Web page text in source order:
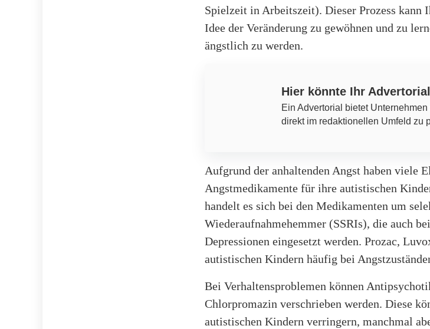
Spielzeit in Arbeitszeit). Dieser Prozess kann
Idee der Veränderung zu gewöhnen und zu
ängstlich zu werden.
Hier könnte Ihr
Ein Advertorial bietet
direkt im redaktionellen Umfeld zu
Aufgrund der anhaltenden Angst haben viele
Angstmedikamente für ihre autistischen
handelt es sich bei den Medikamenten um
Wiederaufnahmehemmer (SSRIs), die auch
Depressionen eingesetzt werden. Prozac,
autistischen Kindern häufig bei
Bei Verhaltensproblemen können
Chlorpromazin verschrieben werden. Diese
autistischen Kindern verringern, manchmal